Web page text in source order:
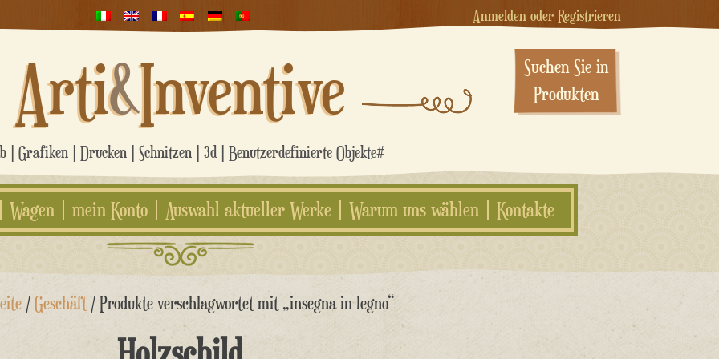
Anmelden oder Registrieren
Arti&Inventive
| Grafiken | Drucken | Schnitzen | 3d | Benutzerdefinierte Objekte#
Suchen Sie in
Produkten
Wagen mein Konto Auswahl aktueller Werke Warum uns wählen Kontakte
/Geschäft / Produkte verschlagwortet mit „insegna in legno“